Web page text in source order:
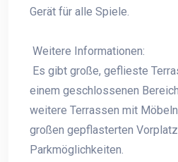
Gerät für alle Spiele.
Weitere Informationen:
Es gibt große, geflieste
einem geschlossenen
weitere Terrassen mit
großen gepflasterten
Parkmöglichkeiten.